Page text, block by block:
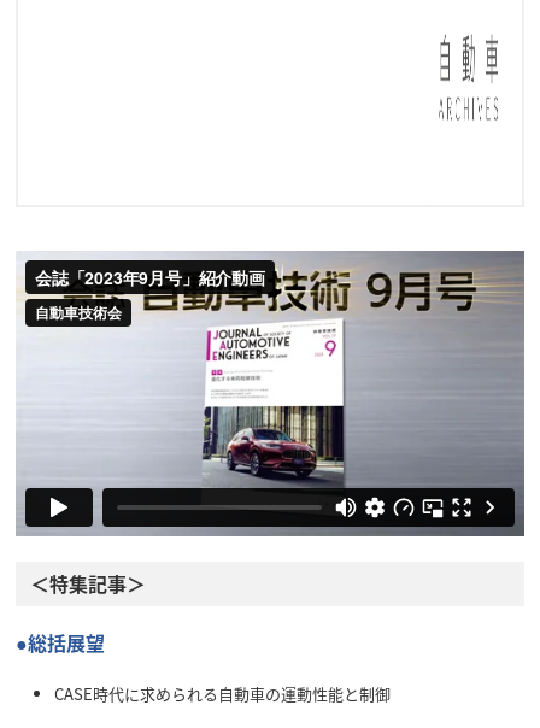
＜特集記事＞
●総括展望
CASE時代に求められる自動車の運動性能と制御